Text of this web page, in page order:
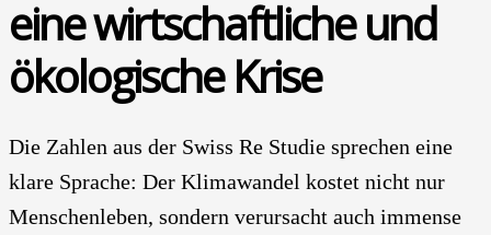
eine wirt­schaft­li­che und
öko­lo­gi­sche Kri­se
Die Zah­len aus der Swiss Re Stu­die spre­chen eine
kla­re Spra­che: Der Kli­ma­wan­del kos­tet nicht nur
Men­schen­le­ben, son­dern ver­ur­sacht auch immense